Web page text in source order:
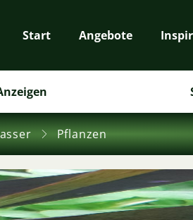
Start Angebote
Pflanzen